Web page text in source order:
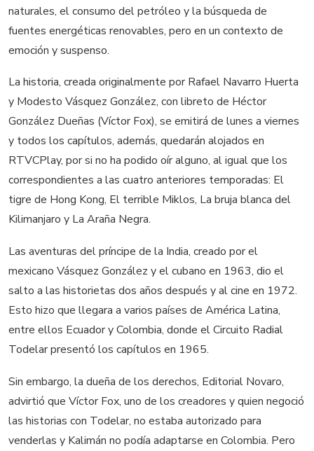
naturales, el consumo del petróleo y la búsqueda de
fuentes energéticas renovables, pero en un contexto de
emoción y suspenso.
La historia, creada originalmente por Rafael Navarro Huerta
y Modesto Vásquez González, con libreto de Héctor
González Dueñas (Víctor Fox), se emitirá de lunes a viernes
y todos los capítulos, además, quedarán alojados en
RTVCPlay, por si no ha podido oír alguno, al igual que los
correspondientes a las cuatro anteriores temporadas: El
tigre de Hong Kong, El terrible Miklos, La bruja blanca del
Kilimanjaro y La Araña Negra.
Las aventuras del príncipe de la India, creado por el
mexicano Vásquez González y el cubano en 1963, dio el
salto a las historietas dos años después y al cine en 1972.
Esto hizo que llegara a varios países de América Latina,
entre ellos Ecuador y Colombia, donde el Circuito Radial
Todelar presentó los capítulos en 1965.
Sin embargo, la dueña de los derechos, Editorial Novaro,
advirtió que Víctor Fox, uno de los creadores y quien negoció
las historias con Todelar, no estaba autorizado para
venderlas y Kalimán no podía adaptarse en Colombia. Pero